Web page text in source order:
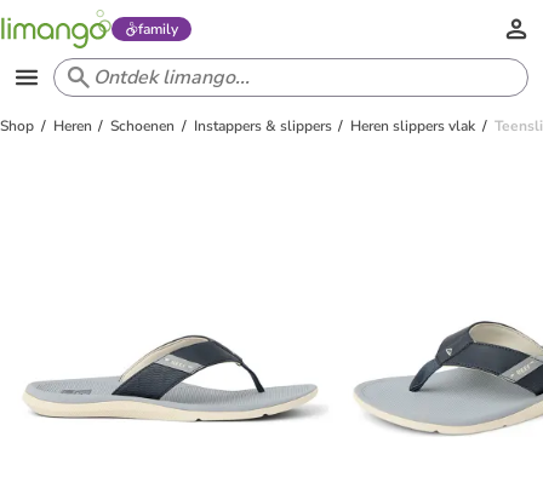
family
Shop Heren Schoenen Instappers & slippers Heren slippers vlak